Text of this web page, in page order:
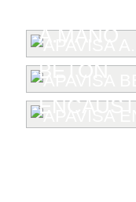
A.MANO
BETON